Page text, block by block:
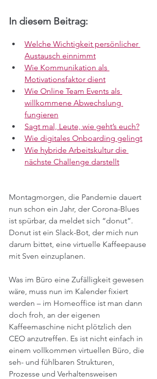
In diesem Beitrag:
Welche Wichtigkeit persönlicher
Austausch einnimmt
Wie Kommunikation als
Motivationsfaktor dient
Wie Online Team Events als
willkommene Abwechslung
fungieren
Sagt mal, Leute, wie geht’s euch?
Wie digitales Onboarding gelingt
Wie hybride Arbeitskultur die
nächste Challenge darstellt
Montagmorgen, die Pandemie dauert
nun schon ein Jahr, der Corona-Blues
ist spürbar, da meldet sich “donut”.
Donut ist ein Slack-Bot, der mich nun
darum bittet, eine virtuelle Kaffeepause
mit Sven einzuplanen.
Was im Büro eine Zufälligkeit gewesen
wäre, muss nun im Kalender fixiert
werden – im Homeoffice ist man dann
doch froh, an der eigenen
Kaffeemaschine nicht plötzlich den
CEO anzutreffen. Es ist nicht einfach in
einem vollkommen virtuellen Büro, die
seh- und fühlbaren Strukturen,
Prozesse und Verhaltensweisen